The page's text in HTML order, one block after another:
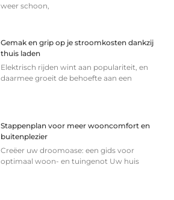
weer schoon,
Gemak en grip op je stroomkosten dankzij
thuis laden
Elektrisch rijden wint aan populariteit, en
daarmee groeit de behoefte aan een
Stappenplan voor meer wooncomfort en
buitenplezier
Creëer uw droomoase: een gids voor
optimaal woon- en tuingenot Uw huis